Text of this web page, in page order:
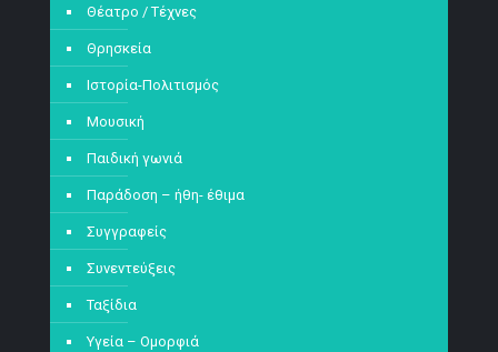
Θέατρο / Τέχνες
Θρησκεία
Ιστορία-Πολιτισμός
Μουσική
Παιδική γωνιά
Παράδοση – ήθη- έθιμα
Συγγραφείς
Συνεντεύξεις
Ταξίδια
Υγεία – Ομορφιά